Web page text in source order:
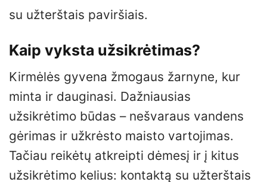
su užterštais paviršiais.
Kaip vyksta užsikrėtimas?
Kirmėlės gyvena žmogaus žarnyne, kur
minta ir dauginasi. Dažniausias
užsikrėtimo būdas – nešvaraus vandens
gėrimas ir užkrėsto maisto vartojimas.
Tačiau reikėtų atkreipti dėmesį ir į kitus
užsikrėtimo kelius: kontaktą su užterštais